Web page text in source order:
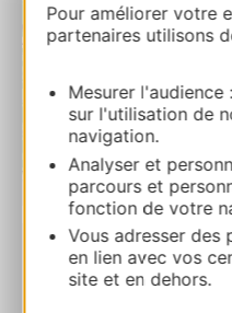
Pour améliorer votre
partenaires utilisons
Mesurer
sur l'utilisation de
navigation.
Analyser et
parcours et
fonction de votre
Vous adresser des
en lien avec vos
site et en dehors.
Gérard Vabre